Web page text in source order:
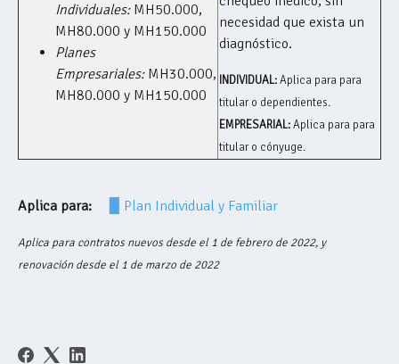
Individuales: MH50.000,
MH80.000 y MH150.000
Planes
Empresariales: MH30.000,
MH80.000 y MH150.000
necesidad que exista un
diagnóstico.
INDIVIDUAL:Aplica para para
titular o dependientes.
EMPRESARIAL:Aplica para para
titular o cónyuge.
Aplica para: Plan Individual y Familiar
Aplica para contratos nuevos desde el 1 de febrero de 2022, y
renovación desde el 1 de marzo de 2022